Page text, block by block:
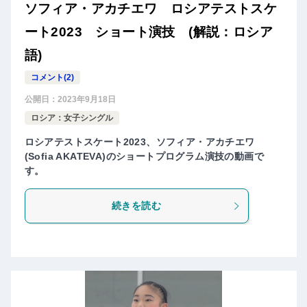
ソフィア・アカチエワ ロシアテストスケ
ート2023 ショート演技 (解説：ロシア
語)
コメント(2)
公開日： 2023年9月18日
ロシア：女子シングル
ロシアテストスケート2023、ソフィア・アカチエワ
(Sofia AKATEVA)のショートプログラム演技の動画で
す。
続きを読む